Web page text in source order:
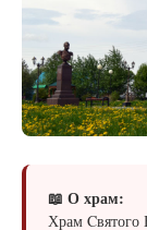
📖 О храм:
Храм Cвятого